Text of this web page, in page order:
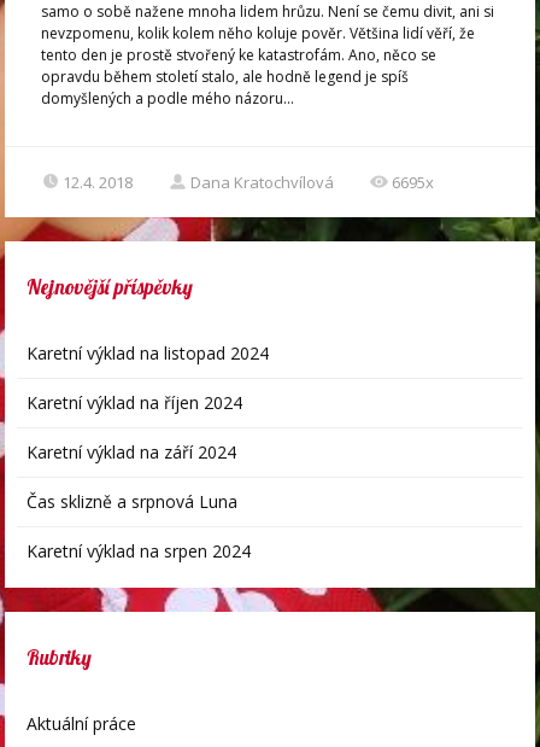
samo o sobě nažene mnoha lidem hrůzu. Není se čemu divit, ani si
nevzpomenu, kolik kolem něho koluje pověr. Většina lidí věří, že
tento den je prostě stvořený ke katastrofám. Ano, něco se
opravdu během století stalo, ale hodně legend je spíš
domyšlených a podle mého názoru...
12.4. 2018 Dana Kratochvílová 6695x
Nejnovější příspěvky
Karetní výklad na listopad 2024
Karetní výklad na říjen 2024
Karetní výklad na září 2024
Čas sklizně a srpnová Luna
Karetní výklad na srpen 2024
Rubriky
Aktuální práce